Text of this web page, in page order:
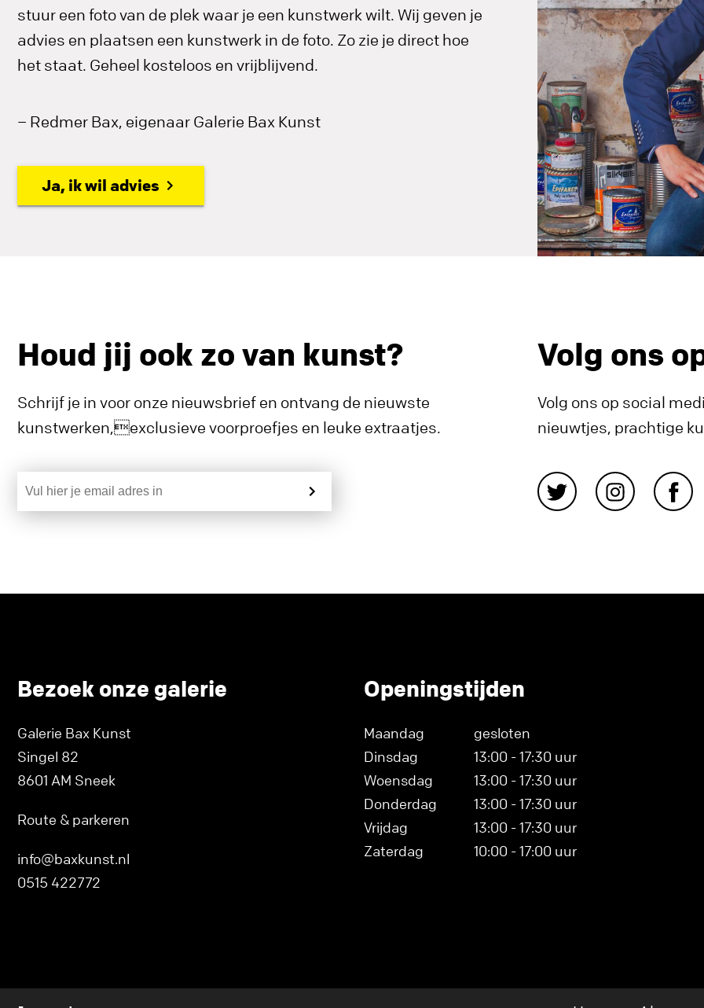
stuur een foto van de plek waar je een kunstwerk wilt. Wij geven je
advies en plaatsen een kunstwerk in de foto. Zo zie je direct hoe
het staat. Geheel kosteloos en vrijblijvend.
– Redmer Bax, eigenaar Galerie Bax Kunst
Ja, ik wil advies
Houd jij ook zo van kunst?
Schrijf je in voor onze nieuwsbrief en ontvang de nieuwste
kunstwerken,exclusieve voorproefjes en leuke extraatjes.
Volg ons
Volg ons op social
nieuwtjes, prachtige
Bezoek onze galerie
Galerie Bax Kunst
Singel 82
8601 AM Sneek
Route & parkeren
info@baxkunst.nl
0515 422772
Openingstijden
Maandag
gesloten
Dinsdag
13:00 - 17:30 uur
Woensdag
13:00 - 17:30 uur
Donderdag
13:00 - 17:30 uur
Vrijdag
13:00 - 17:30 uur
Zaterdag
10:00 - 17:00 uur